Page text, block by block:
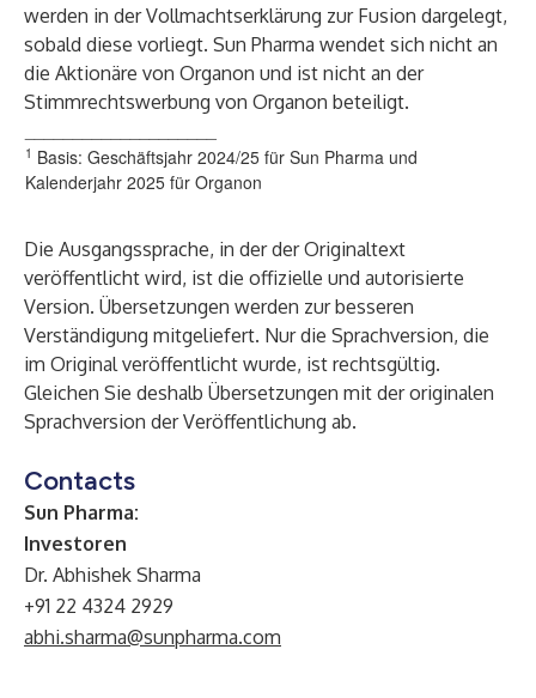
werden in der Vollmachtserklärung zur Fusion dargelegt,
sobald diese vorliegt. Sun Pharma wendet sich nicht an
die Aktionäre von Organon und ist nicht an der
Stimmrechtswerbung von Organon beteiligt.
1 Basis: Geschäftsjahr 2024/25 für Sun Pharma und
Kalenderjahr 2025 für Organon
Die Ausgangssprache, in der der Originaltext
veröffentlicht wird, ist die offizielle und autorisierte
Version. Übersetzungen werden zur besseren
Verständigung mitgeliefert. Nur die Sprachversion, die
im Original veröffentlicht wurde, ist rechtsgültig.
Gleichen Sie deshalb Übersetzungen mit der originalen
Sprachversion der Veröffentlichung ab.
Contacts
Sun Pharma:
Investoren
Dr. Abhishek Sharma
+91 22 4324 2929
abhi.sharma@sunpharma.com